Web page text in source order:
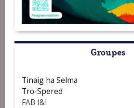
Groupes
Tinaig ha Selma
Tro-Spered
FAB I&I